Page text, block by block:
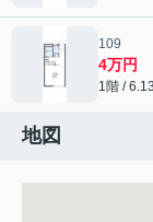
109
4万円
1階 /
地図